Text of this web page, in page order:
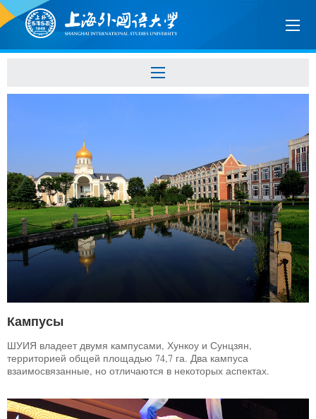
Кампусы
ШУИЯ владеет двумя кампусами, Хункоу и Сунцзян,
территорией общей площадью 74,7 га. Два кампуса
взаимосвязанные, но отличаются в некоторых аспектах.